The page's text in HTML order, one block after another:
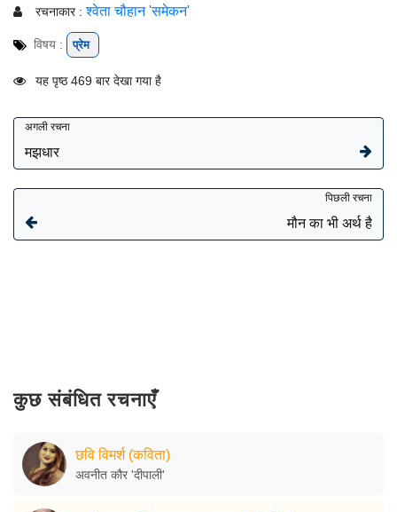
रचनाकार : श्वेता चौहान 'समेकन'
विषय : प्रेम
यह पृष्ठ 469 बार देखा गया है
अगली रचना
मझधार
पिछली रचना
मौन का भी अर्थ है
कुछ संबंधित रचनाएँ
छवि विमर्श (कविता)
अवनीत कौर 'दीपाली'